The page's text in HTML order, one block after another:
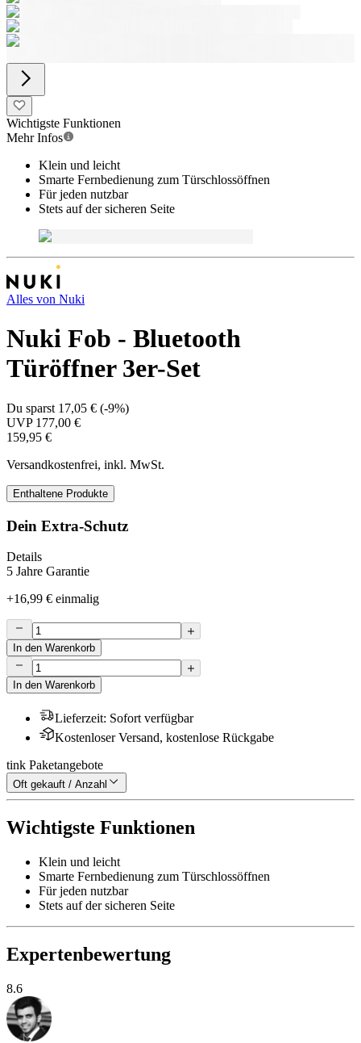
Wichtigste Funktionen
Mehr Infos
Klein und leicht
Smarte Fernbedienung zum Türschlossöffnen
Für jeden nutzbar
Stets auf der sicheren Seite
Alles von Nuki
Nuki Fob - Bluetooth
Türöffner 3er-Set
Du sparst 17,05 € (-9%)
UVP 177,00 €
159,95 €
Versandkostenfrei, inkl. MwSt.
Enthaltene Produkte
Dein Extra-Schutz
Details
5 Jahre Garantie
+16,99 € einmalig
In den Warenkorb
In den Warenkorb
Lieferzeit: Sofort verfügbar
Kostenloser Versand, kostenlose Rückgabe
tink Paketangebote
Oft gekauft / Anzahl
Wichtigste Funktionen
Klein und leicht
Smarte Fernbedienung zum Türschlossöffnen
Für jeden nutzbar
Stets auf der sicheren Seite
Expertenbewertung
8.6